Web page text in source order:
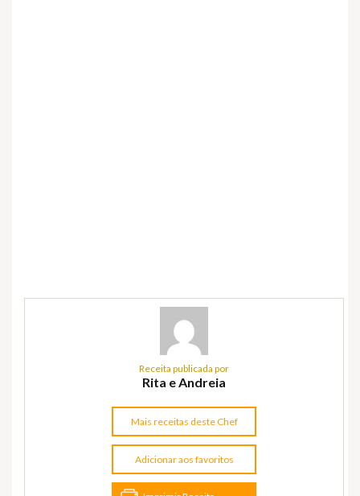
Receita publicada por
Rita e Andreia
Mais receitas deste Chef
Adicionar aos favoritos